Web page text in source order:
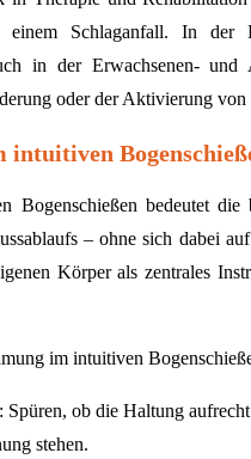
Schlaganfall. In der
in der Erwachsenen-
oder der Aktivierung
Bogenschießen bedeutet
– ohne sich dabei
Körper als zentrales
im intuitiven
ob die Haltung
stehen.